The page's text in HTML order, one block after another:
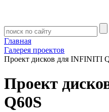
Главная
Галерея проектов
Проект дисков для INFINITI
Проект
Q60S